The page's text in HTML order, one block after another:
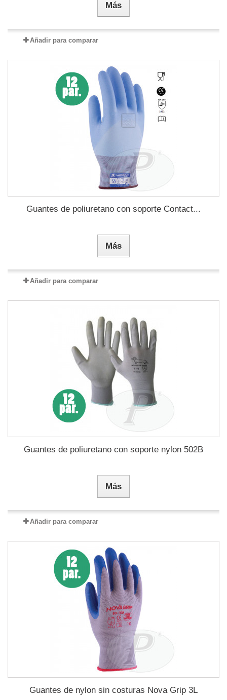
Más
Añadir para comparar
Guantes de poliuretano con soporte Contact...
Más
Añadir para comparar
Guantes de poliuretano con soporte nylon 502B
Más
Añadir para comparar
Guantes de nylon sin costuras Nova Grip 3L